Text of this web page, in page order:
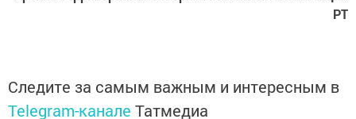
Telegram-каналеТатмедиа